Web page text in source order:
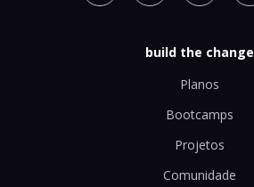
build the change
Planos
Bootcamps
Projetos
Comunidade